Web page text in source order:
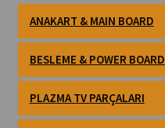
ANAKART & MAIN BOARD
BESLEME & POWER BOARD
PLAZMA TV PARÇALARI